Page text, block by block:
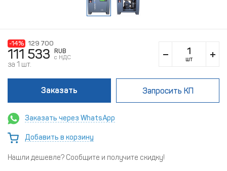
-14% 129 700
111 533
RUB
c НДС
за 1 шт.
шт
Заказать Запросить КП
Заказать через WhatsApp
Добавить в корзину
Нашли дешевле? Сообщите и получите скидку!